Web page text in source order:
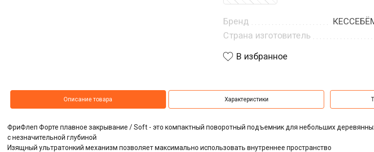
Бренд
Страна изготовитель
В избранное
Описание товара Характеристики
ФриФлеп Форте плавное закрывание / Soft - это компактный поворотный подъемник для небольших
с незначительной глубиной
Изящный ультратонкий механизм позволяет максимально использовать внутреннее пространство